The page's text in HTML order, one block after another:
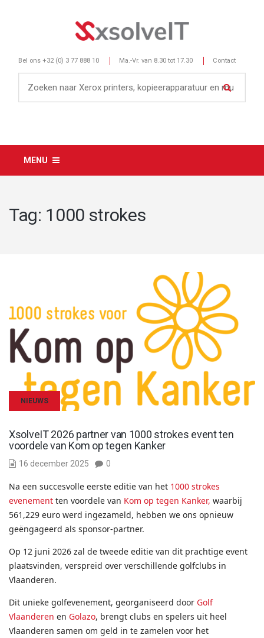
Bel ons +32 (0) 3 77 888 10 Ma.-Vr. van 8.30 tot 17.30 Contact
MENU
Tag: 1000 strokes
NIEUWS
XsolveIT 2026 partner van 1000 strokes event ten
voordele van Kom op tegen Kanker
16 december 2025 0
Na een succesvolle eerste editie van het 1000 strokes
evenement ten voordele van Kom op tegen Kanker, waarbij
561,229 euro werd ingezameld, hebben we ons opnieuw
geëngageerd als sponsor-partner.
Op 12 juni 2026 zal de tweede editie van dit prachtige event
plaatsvinden, verspreid over verschillende golfclubs in
Vlaanderen.
Dit unieke golfevenement, georganiseerd door Golf
Vlaanderen en Golazo, brengt clubs en spelers uit heel
Vlaanderen samen om geld in te zamelen voor het